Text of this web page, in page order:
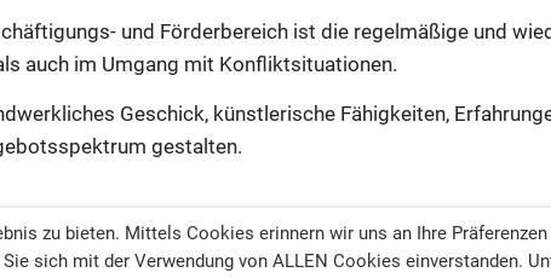
und Förderbereich ist die regelmäßige und
auch im Umgang mit Konfliktsituationen.
Geschick, künstlerische Fähigkeiten,
gestalten.
zu bieten. Mittels Cookies erinnern wir uns an Ihre Präferenzen
sich mit der Verwendung von ALLEN Cookies einverstanden.